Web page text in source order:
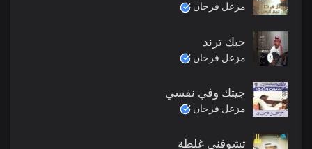
مزعل فرحان
حبك ترند
مزعل فرحان
جيتك وفي نفسي
مزعل فرحان
تشوفني غلطة